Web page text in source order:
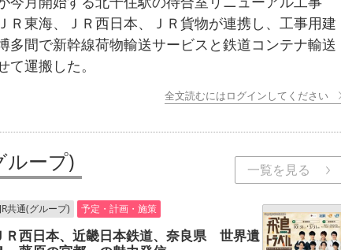
Ｒ東海、ＪＲ西日本、ＪＲ貨物が連携し、工事用建
間で新幹線荷物輸送サービスと鉄道コンテナ輸送
て運搬した。
全文読むにはログインしてください
ループ) 一覧を見る
JR共通(グループ) 予定・計画・施策
Ｒ西日本、近畿日本鉄道、奈良県 世界遺